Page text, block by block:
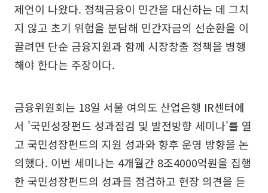
제언이 나왔다. 정책금융이 민간을 대신하는 데 그치
지 않고 초기 위험을 분담해 민간자금의 선순환을 이
끌려면 단순 금융지원과 함께 시장창출 정책을 병행
해야 한다는 주장이다.
금융위원회는 18일 서울 여의도 산업은행 IR센터에
서 '국민성장펀드 성과점검 및 발전방향 세미나'를 열
고 국민성장펀드의 지원 성과와 향후 운영 방향을 논
의했다. 이번 세미나는 4개월간 8조4000억원을 집행
한 국민성장펀드의 성과를 점검하고 현장 의견을 듣